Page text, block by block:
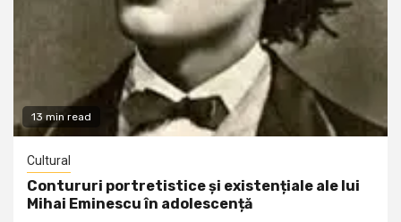
13 min read
Cultural
Contururi portretistice și existențiale ale lui
Mihai Eminescu în adolescență